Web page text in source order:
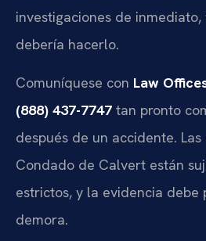
investigaciones de
debería hacerlo.
Comuníquese con Law
(888) 437-7747 tan pronto
después de un accidente.
Condado de Calvert están
estrictos, y la evidencia debe
demora.